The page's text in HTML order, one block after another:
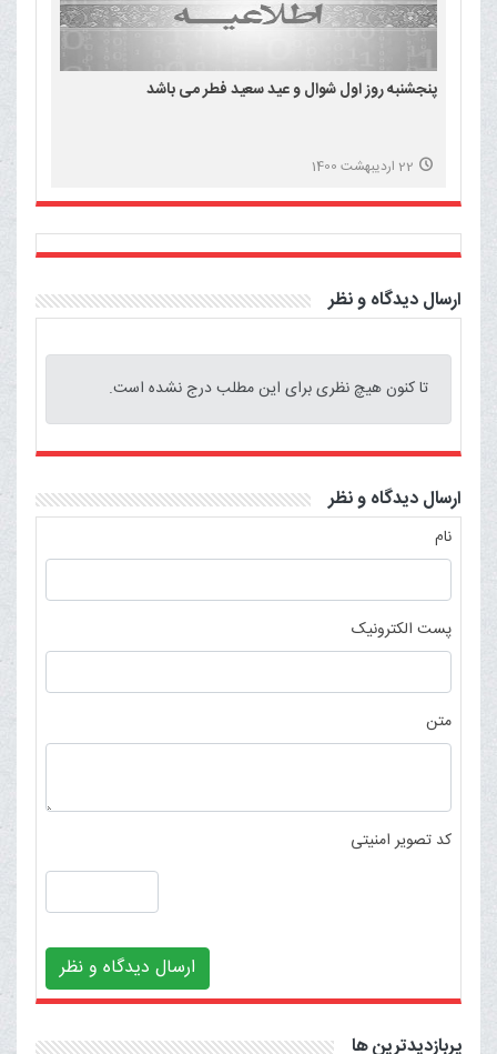
پنجشنبه روز اول شوال و عید سعید فطر می باشد
22 اردیبهشت 1400
ارسال دیدگاه و نظر
تا کنون هیچ نظری برای این مطلب درج نشده است.
ارسال دیدگاه و نظر
نام
پست الکترونیک
متن
کد تصویر امنیتی
ارسال دیدگاه و نظر
پربازدیدترین ها